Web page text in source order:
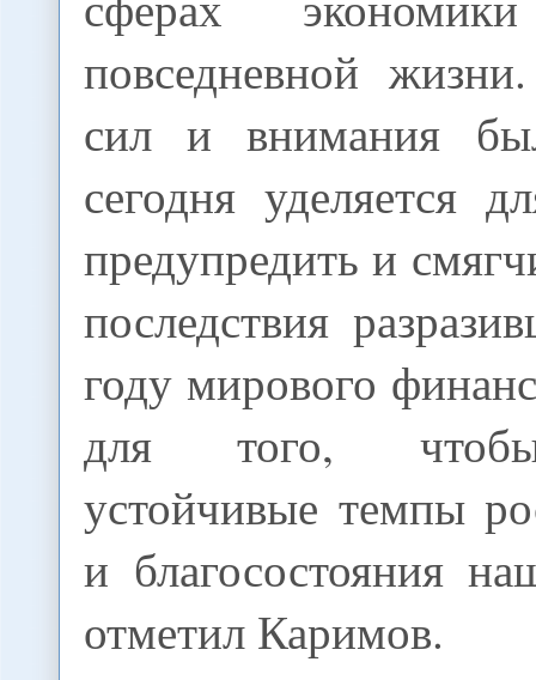
повседневной
сил и внимания
сегодня уделяется
предупредить и
последствия
году мирового
для того,
устойчивые темпы
и благосостояния
отметил Каримов.